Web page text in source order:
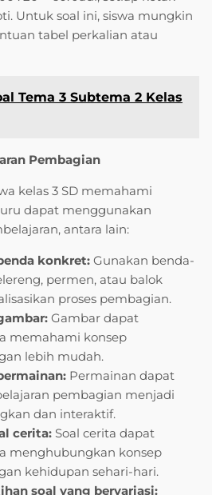
Untuk soal ini, siswa mungkin
tabel perkalian atau
Tema 3 Subtema 2 Kelas
Pembagian
kelas 3 SD memahami
dapat menggunakan
antara lain:
konkret: Gunakan benda-
permen, atau balok
proses pembagian.
Gambar dapat
memahami konsep
lebih mudah.
Permainan dapat
pembagian menjadi
dan interaktif.
cerita: Soal cerita dapat
menghubungkan konsep
kehidupan sehari-hari.
soal yang bervariasi: